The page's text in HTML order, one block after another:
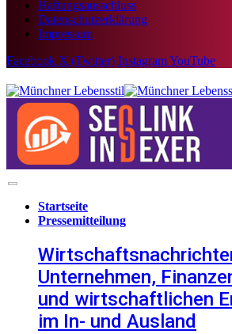
Haftungsausschluss
Datenschutzerklärung
Impressum
Facebook X (Twitter) InstagramYouTube
Startseite
Pressemitteilung
Unternehmen,
und wirtschaftlichen
im In- und Ausland